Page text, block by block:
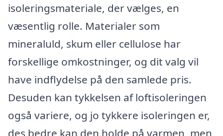
isoleringsmateriale, der vælges, en
væsentlig rolle. Materialer som
mineraluld, skum eller cellulose har
forskellige omkostninger, og dit valg vil
have indflydelse på den samlede pris.
Desuden kan tykkelsen af loftisoleringen
også variere, og jo tykkere isoleringen er,
des bedre kan den holde på varmen, men